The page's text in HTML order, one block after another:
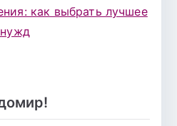
как выбрать лучшее